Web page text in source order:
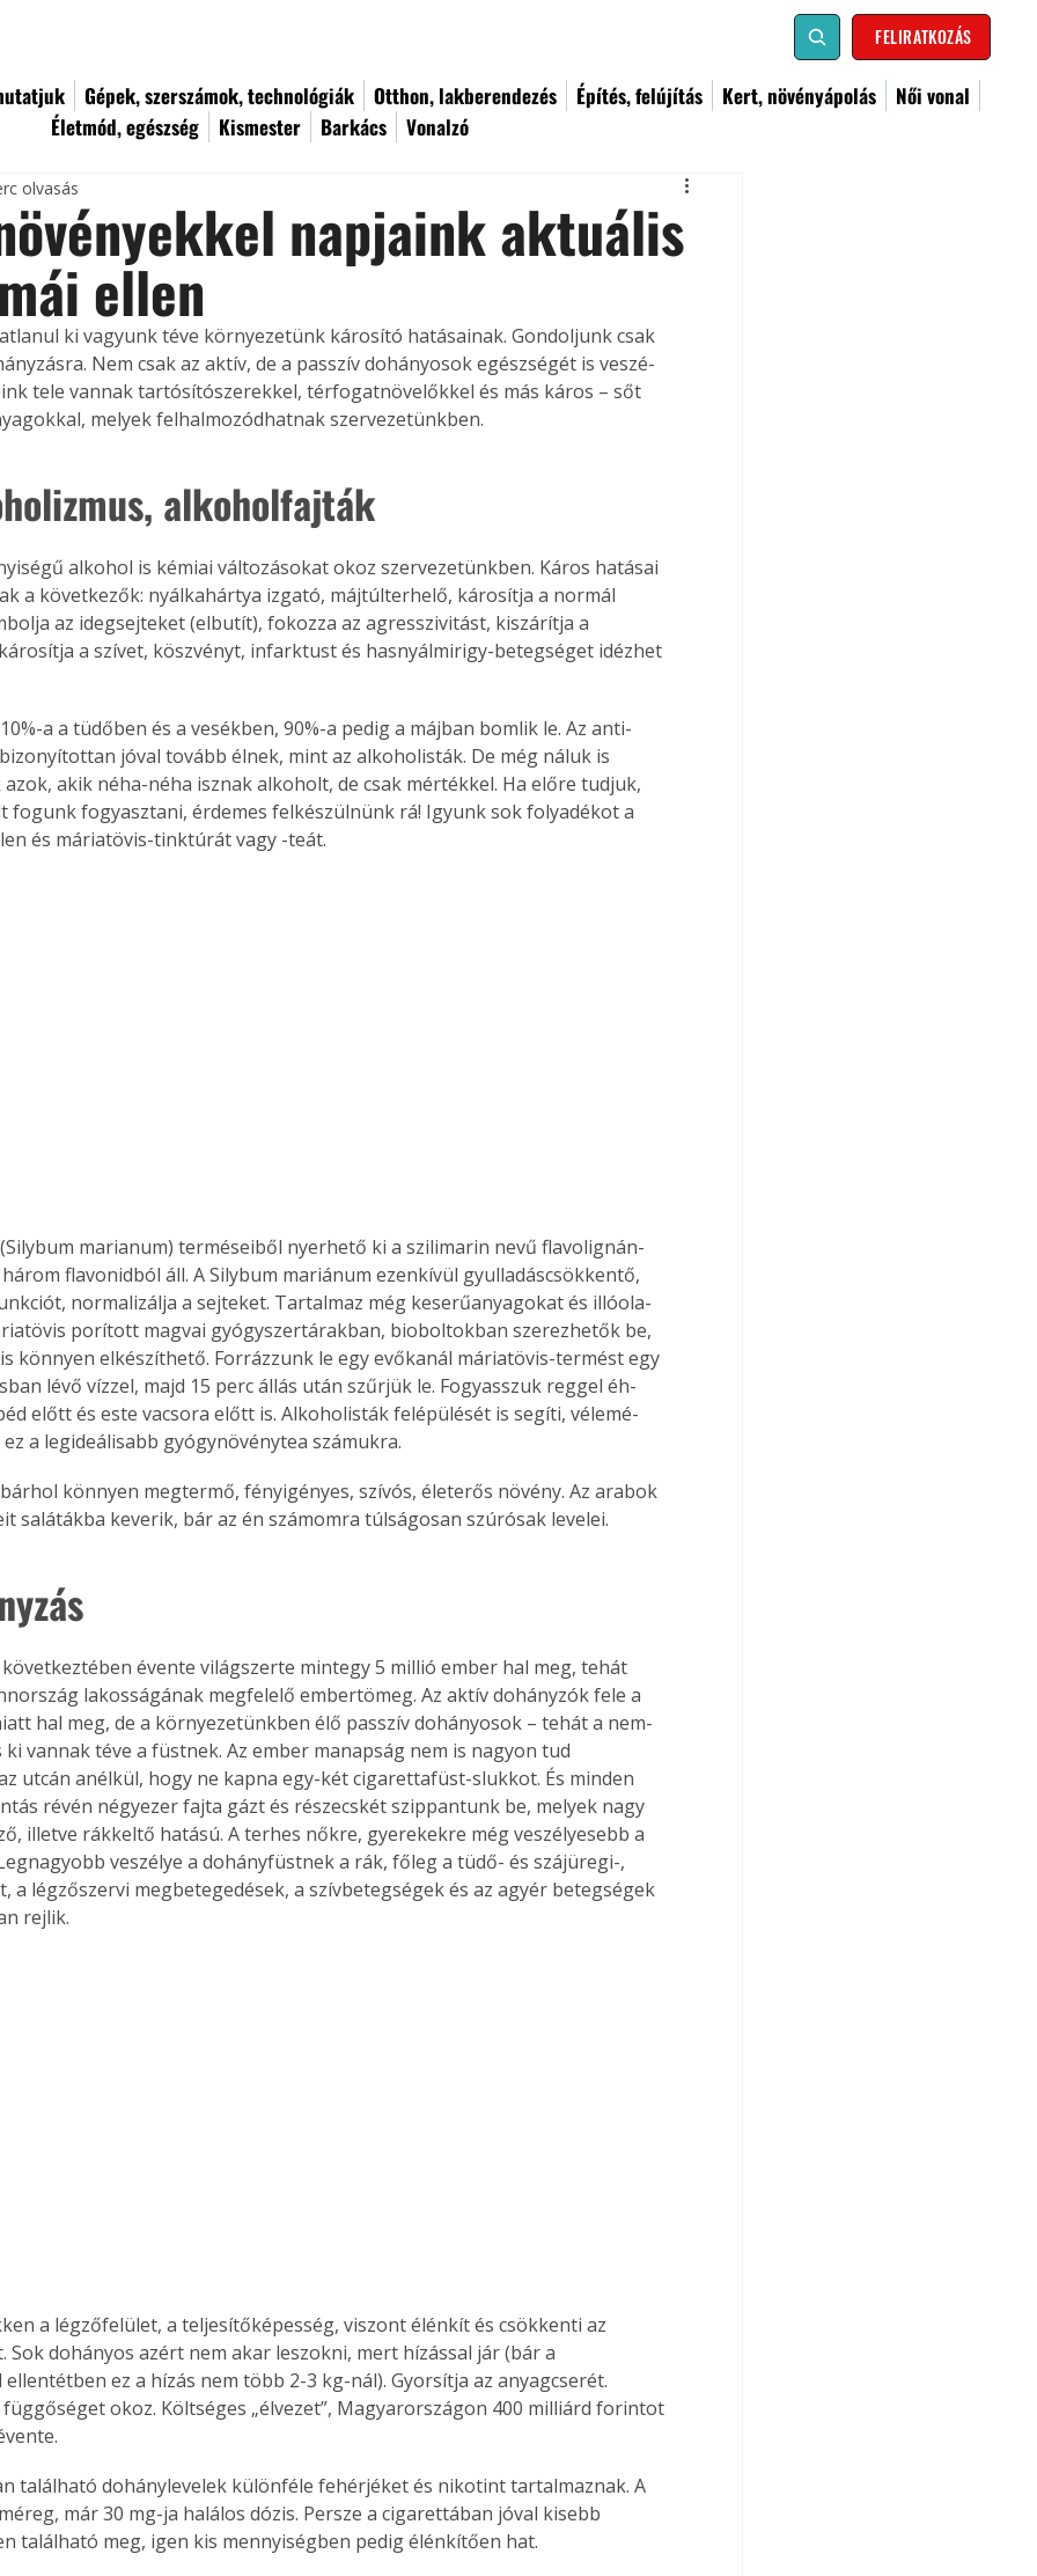
FELIRATKOZÁS
Gépek, szerszámok, technológiák Otthon, lakberendezés Építés, felújítás Kert, növényápolás
Női vonal
Életmód, egészség
Kismester Barkács Vonalzó
új,
egyedi
vagy
is
Bárhol,
áron, 0 Ft postaköltséggel
megrendelhetők!
napjaink aktuális
ellen
olvasás
Nem csak az aktív, de a passzív dohányosok egészségét is veszé­
tele vannak tartósítószerekkel, térfogatnövelőkkel és más káros – sőt
melyek felhalmozódhatnak szervezetünkben.
alkoholfajták
alkohol is kémiai változásokat okoz szervezetünkben. Káros hatásai
a következők: nyálkahártya izgató, májtúlterhelő, károsítja a normál
az idegsejteket (elbutít), fokozza az agresszivitást, kiszárítja a
a szívet, köszvényt, infarktust és hasnyálmirigy-betegséget idézhet
a a tüdőben és a vesékben, 90%-a pedig a májban bomlik le. Az anti­
jóval tovább élnek, mint az alkoholisták. De még náluk is
akik néha-néha isznak alkoholt, de csak mértékkel. Ha előre tudjuk,
fogunk fogyasztani, érdemes felkészülnünk rá! Igyunk sok folyadékot a
és máriatövis-tinktúrát vagy -teát.
marianum) terméseiből nyerhető ki a szilimarin nevű flavolignán-
flavonidból áll. A Silybum mariánum ezenkívül gyulladáscsökkentő,
normalizálja a sejteket. Tartalmaz még keserűanyagokat és illóola­
porított magvai gyógyszertárakban, bioboltokban szerezhetők be,
könnyen elkészíthető. Forrázzunk le egy evőkanál máriatövis-termést egy
lévő vízzel, majd 15 perc állás után szűrjük le. Fogyasszuk reggel éh­
előtt és este vacsora előtt is. Alkoholisták felépülését is segíti, vélemé­
a legideálisabb gyógynövénytea számukra.
könnyen megtermő, fényigényes, szívós, életerős növény. Az arabok
salátákba keverik, bár az én számomra túlságosan szúrósak levelei.
évente világszerte mintegy 5 millió ember hal meg, tehát
lakosságának megfelelő embertömeg. Az aktív dohányzók fele a
hal meg, de a környezetünkben élő passzív dohányosok – tehát a nem­
vannak téve a füstnek. Az ember manapság nem is nagyon tud
utcán anélkül, hogy ne kapna egy-két cigarettafüst-slukkot. És minden
révén négyezer fajta gázt és részecskét szippantunk be, melyek nagy
illetve rákkeltő hatású. A terhes nőkre, gyerekekre még veszélyesebb a
veszélye a dohányfüstnek a rák, főleg a tüdő- és szájüregi-,
a légzőszervi megbetegedések, a szívbetegségek és az agyér betegségek
rejlik.
a légzőfelület, a teljesítőképesség, viszont élénkít és csökkenti az
Sok dohányos azért nem akar leszokni, mert hízással jár (bár a
ellentétben ez a hízás nem több 2-3 kg-nál). Gyorsítja az anyagcserét.
okoz. Költséges „élvezet”, Magyarországon 400 milliárd forintot
található dohánylevelek különféle fehérjéket és nikotint tartalmaznak. A
már 30 mg-ja halálos dózis. Persze a cigarettában jóval kisebb
található meg, igen kis mennyiségben pedig élénkítően hat.